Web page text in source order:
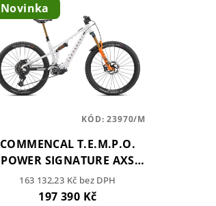
Novinka
COMMENCAL T.E.M.P.O.
POWER SIGNATURE AXS
GLITTERY WHITE
163 132,23 Kč bez DPH
197 390 Kč
KÓD:23970/M